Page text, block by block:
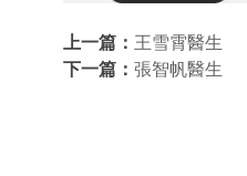
上一篇： 王雪霄醫生
下一篇： 張智帆醫生